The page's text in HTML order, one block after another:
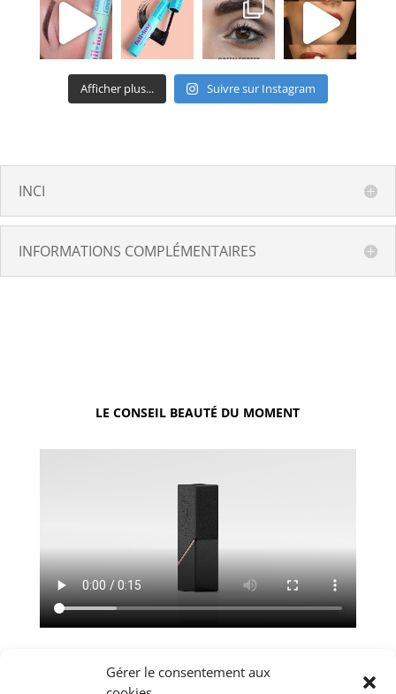
Gérer le consentement aux
Afficher plus... Suivre sur Instagram
INCI
INFORMATIONS COMPLÉMENTAIRES
LE CONSEIL BEAUTÉ DU MOMENT